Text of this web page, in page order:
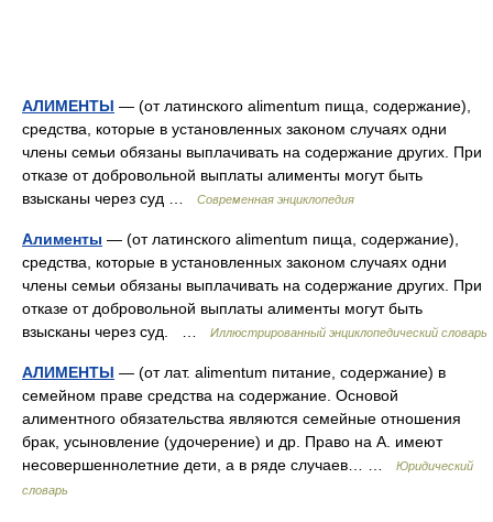
АЛИМЕНТЫ — (от латинского alimentum пища, содержание),
средства, которые в установленных законом случаях одни
члены семьи обязаны выплачивать на содержание других. При
отказе от добровольной выплаты алименты могут быть
взысканы через суд …
Современная энциклопедия
Алименты — (от латинского alimentum пища, содержание),
средства, которые в установленных законом случаях одни
члены семьи обязаны выплачивать на содержание других. При
отказе от добровольной выплаты алименты могут быть
взысканы через суд. …
Иллюстрированный энциклопедический словарь
АЛИМЕНТЫ — (от лат. alimentum питание, содержание) в
семейном праве средства на содержание. Основой
алиментного обязательства являются семейные отношения
брак, усыновление (удочерение) и др. Право на А. имеют
несовершеннолетние дети, а в ряде случаев… …
Юридический
словарь